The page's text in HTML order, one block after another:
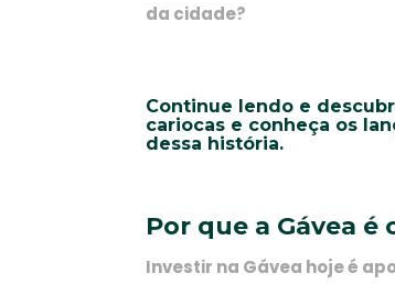
da cidade?
Continue lendo e
cariocas e conheça os
dessa história.
Por que a Gávea
Investir na Gávea hoje é